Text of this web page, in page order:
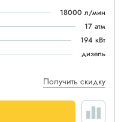
18000 л/мин
17 атм
194 кВт
дизель
Получить скидку